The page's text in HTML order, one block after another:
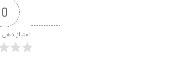
0
امتیاز